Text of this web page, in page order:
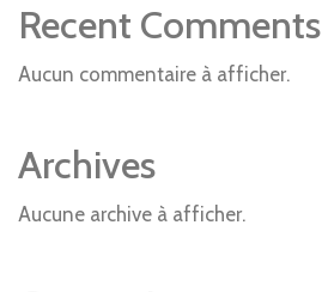
Recent Comments
Aucun commentaire à afficher.
Archives
Aucune archive à afficher.